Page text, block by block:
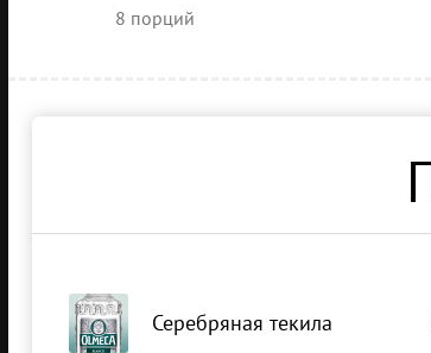
8 порций
Серебряная текила